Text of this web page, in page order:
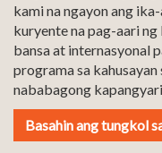
kami na ngayon ang
kuryente na pag-aari
bansa at internasyonal
programa sa
nababagong
Basahin ang tungkol